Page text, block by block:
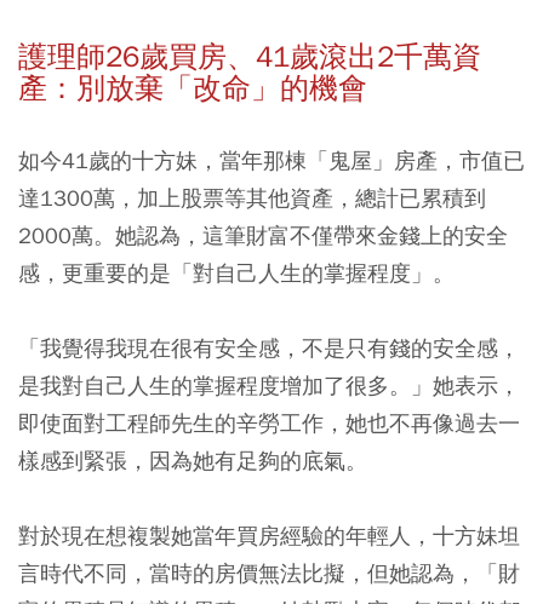
護理師26歲買房、41歲滾出2千萬資
產： 別放棄「改命」的機會
如今41歲的十方妹，當年那棟「鬼屋」房產，市值已
達1300萬，加上股票等其他資產，總計已累積到
2000萬。她認為，這筆財富不僅帶來金錢上的安全
感，更重要的是「對自己人生的掌握程度」。
「我覺得我現在很有安全感，不是只有錢的安全感，
是我對自己人生的掌握程度增加了很多。」她表示，
即使面對工程師先生的辛勞工作，她也不再像過去一
樣感到緊張，因為她有足夠的底氣。
對於現在想複製她當年買房經驗的年輕人，十方妹坦
言時代不同，當時的房價無法比擬，但她認為，「財